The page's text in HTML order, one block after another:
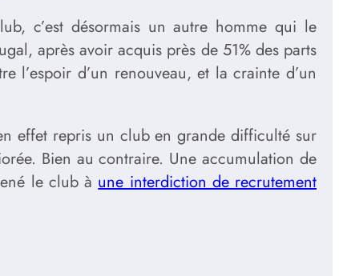
c’est désormais un autre homme qui le
après avoir acquis près de 51% des parts
l’espoir d’un renouveau, et la crainte d’un
effet repris un club en grande difficulté sur
Bien au contraire. Une accumulation de
le club àune interdiction de recrutement